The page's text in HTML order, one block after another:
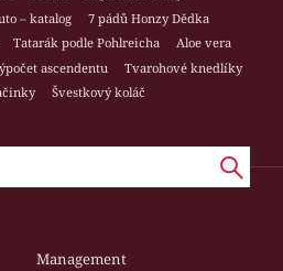
– katalog
7 pádů Honzy Dědka
Tatarák podle Pohlreicha
Aloe vera
ascendentu
Tvarohové knedlíky
Švestkový koláč
Management